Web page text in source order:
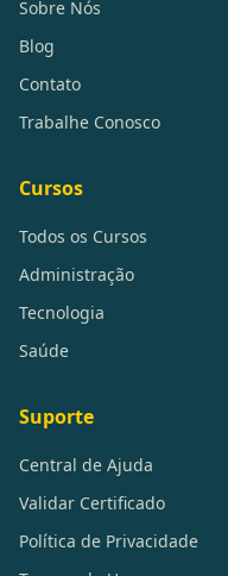
Sobre Nós
Blog
Contato
Trabalhe Conosco
Cursos
Todos os Cursos
Administração
Tecnologia
Saúde
Suporte
Central de Ajuda
Validar Certificado
Política de Privacidade